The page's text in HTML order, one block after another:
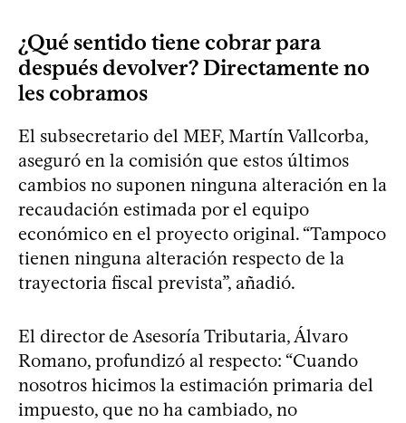
¿Qué sentido tiene cobrar para
después devolver? Directamente no
les cobramos
El subsecretario del MEF, Martín Vallcorba,
aseguró en la comisión que estos últimos
cambios no suponen ninguna alteración en la
recaudación estimada por el equipo
económico en el proyecto original. “Tampoco
tienen ninguna alteración respecto de la
trayectoria fiscal prevista”, añadió.
El director de Asesoría Tributaria, Álvaro
Romano, profundizó al respecto: “Cuando
nosotros hicimos la estimación primaria del
impuesto, que no ha cambiado, no